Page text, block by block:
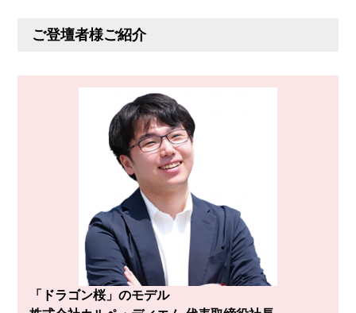
ご登壇者様ご紹介
「ドラゴン桜」のモデル